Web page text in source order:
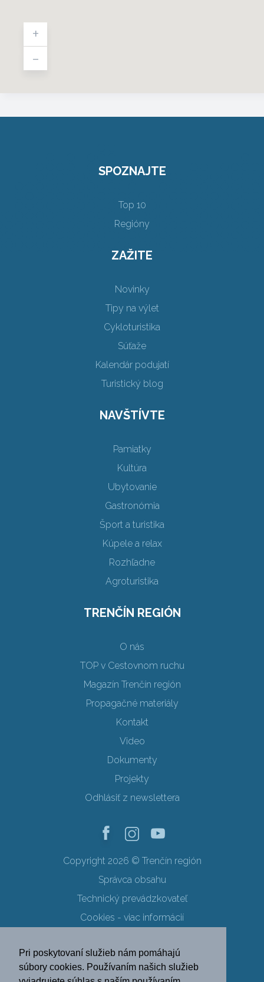
Pri poskytovaní služieb nám pomáhajú
súbory cookies. Používaním našich služieb
+
-
SPOZNAJTE
Top 10
Regióny
ZAŽITE
Novinky
Tipy na výlet
Cykloturistika
Súťaže
Kalendár podujatí
Turistický blog
NAVŠTÍVTE
Pamiatky
Kultúra
Ubytovanie
Gastronómia
Šport a turistika
Kúpele a relax
Rozhľadne
Agroturistika
TRENČÍN REGIÓN
O nás
TOP v Cestovnom ruchu
Magazín Trenčín región
Propagačné materiály
Kontakt
Video
Dokumenty
Projekty
Odhlásiť z newslettera
Copyright 2026 © Trenčín región
Správca obsahu
Technický prevádzkovateľ
Cookies - viac informácií
Ochrana osobných údajov